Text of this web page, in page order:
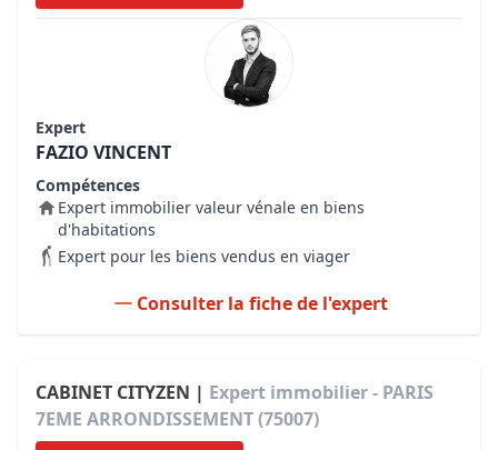
Expert
FAZIO VINCENT
Compétences
Expert immobilier valeur vénale en biens
d'habitations
Expert pour les biens vendus en viager
Consulter la fiche de l'expert
CABINET CITYZEN | Expert immobilier - PARIS
7EME ARRONDISSEMENT (75007)